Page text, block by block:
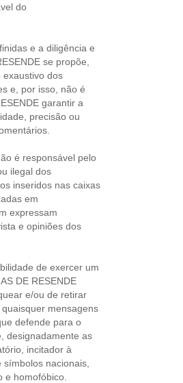
do
e a diligência e
se propõe,
exaustivo dos
e, por isso, não é
garantir a
precisão ou
é responsável pelo
ilegal dos
inseridos nas caixas
em
expressam
e opiniões dos
de exercer um
DE RESENDE
e/ou de retirar
mensagens
defende para o
designadamente as
incitador à
nacionais,
e homofóbico.